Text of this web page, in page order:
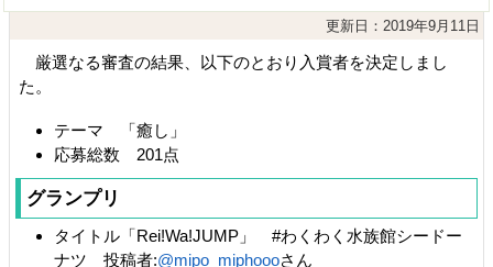
更新日：2019年9月11日
厳選なる審査の結果、以下のとおり入賞者を決定しまし
た。
テーマ 「癒し」
応募総数 201点
グランプリ
タイトル「Rei!Wa!JUMP」 #わくわく水族館シードー
ナツ 投稿者:@mipo_miphoooさん